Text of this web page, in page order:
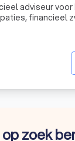
adviseur
financieel
zoek